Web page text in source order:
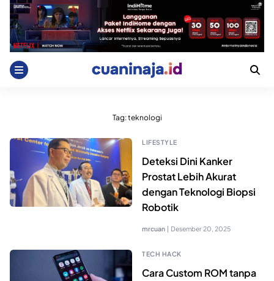
Skip
content
Tag:teknologi
LIFESTYLE
Deteksi Dini Kanker
Prostat Lebih Akurat
dengan Teknologi Biopsi
Robotik
mrcuan | Desember 20, 2025
TECH HACK
Cara Custom ROM tanpa